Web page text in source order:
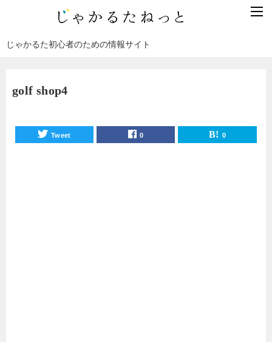
じゃかるた初心者のための情報サイト
golf shop4
Tweet 0 0